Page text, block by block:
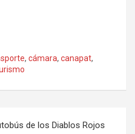
, cámara, canapat,
de los Diablos Rojos